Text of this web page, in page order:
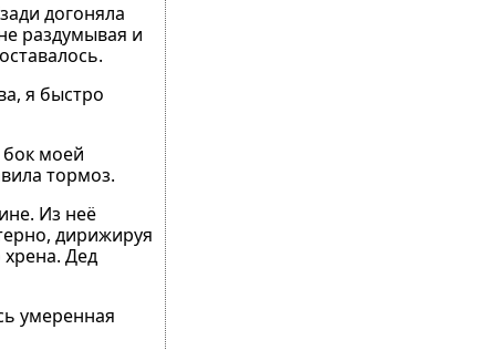
догоняла
раздумывая и
я быстро
моей
тормоз.
Из неё
дирижируя
Дед
умеренная